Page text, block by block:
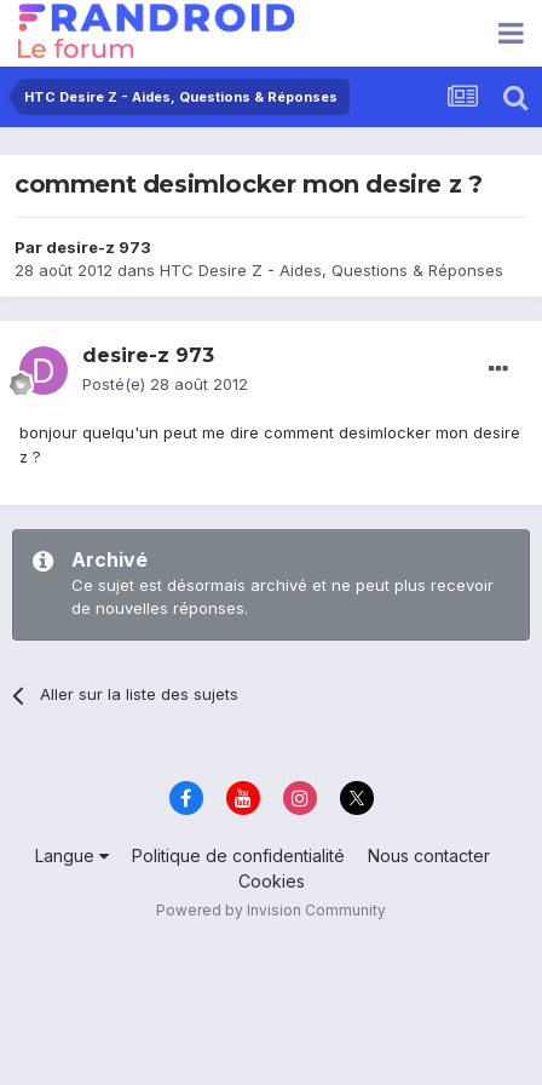
HTC Desire Z - Aides, Questions & Réponses
comment desimlocker mon desire z ?
Par desire-z 973
28 août 2012 dans HTC Desire Z - Aides, Questions & Réponses
desire-z 973
Posté(e) 28 août 2012
bonjour quelqu'un peut me dire comment desimlocker mon desire
z ?
Archivé
Ce sujet est désormais archivé et ne peut plus recevoir
de nouvelles réponses.
Aller sur la liste des sujets
Langue Politique de confidentialité
Nous contacter
Cookies
Powered by Invision Community